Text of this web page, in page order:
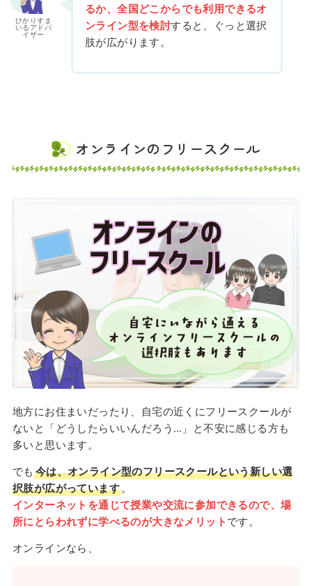
ひかりすま
いるアドバ
イザー
るか、全国どこからでも利用できるオ
ンライン型を検討すると、ぐっと選択
肢が広がります。
オンラインのフリースクール
地方にお住まいだったり、自宅の近くにフリースクールが
ないと「どうしたらいいんだろう…」と不安に感じる方も
多いと思います。
でも 今は、オンライン型のフリースクールという新しい選
択肢が広がっています。
インターネットを通じて授業や交流に参加できるので、場
所にとらわれずに学べるのが大きなメリット です。
オンラインなら、